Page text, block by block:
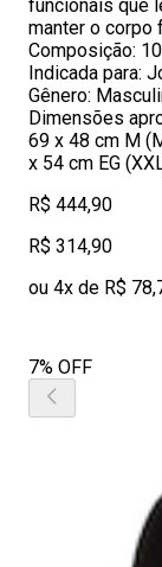
funcionais que
manter o corpo
Composição:
Indicada para:
Gênero:
Dimensões
69 x 48 cm M
x 54 cm EG
R$ 444,90
R$ 314,90
ou 4x de R$
7% OFF